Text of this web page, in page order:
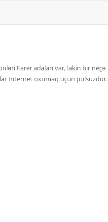
Farer adaları var, lakin bir neçə
İnternet oxumaq üçün pulsuzdur.